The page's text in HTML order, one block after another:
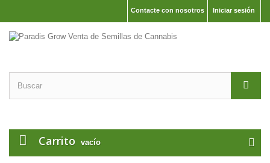
Iniciar sesión
Contacte con nosotros
Carrito vacío